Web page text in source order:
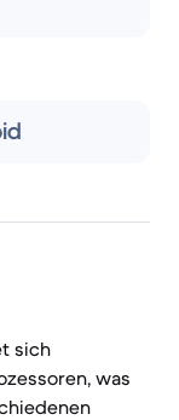
sich
was